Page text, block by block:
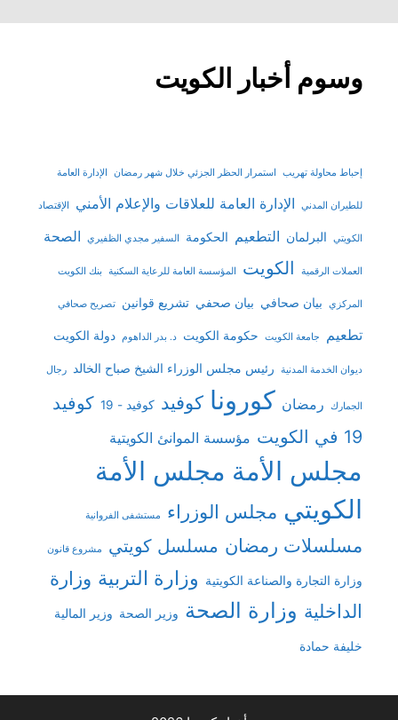
وسوم أخبار الكويت
إحباط محاولة تهريب استمرار الحظر الجزئي خلال شهر رمضان الإدارة العامة
للطيران المدني الإدارة العامة للعلاقات والإعلام الأمني الإقتصاد
الكويتي البرلمان التطعيم الحكومة السفير مجدي الظفيري الصحة
العملات الرقمية الكويت المؤسسة العامة للرعاية السكنية بنك الكويت
المركزي بيان صحافي بيان صحفي تشريع قوانين تصريح صحافي
تطعيم جامعة الكويت حكومة الكويت د. بدر الداهوم دولة الكويت
ديوان الخدمة المدنية رئيس مجلس الوزراء الشيخ صباح الخالد رجال
الجمارك رمضان كورونا كوفيد كوفيد - 19
كوفيد
19 في الكويت
مؤسسة الموانئ الكويتية
مجلس الأمة مجلس الأمة
الكويتي مجلس الوزراء مستشفى الفروانية
مسلسلات رمضان مسلسل كويتي مشروع قانون
وزارة التجارة والصناعة الكويتية وزارة التربية وزارة
الداخلية وزارة الصحة وزير الصحة وزير المالية
خليفة حمادة